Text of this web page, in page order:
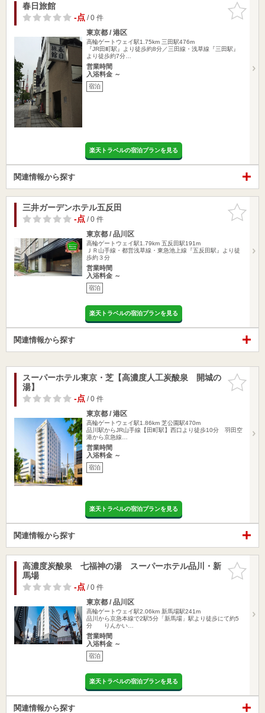
お気に入
りに追加
春日旅館
-点/ 0 件
東京都 / 港区
高輪ゲートウェイ駅1.75km 三田駅476m
『JR田町駅』より徒歩約8分／三田線・浅草線『三田駅』
より徒歩約7分…
営業時間
入浴料金 ～
宿泊
楽天トラベルの宿泊プランを見る
関連情報から探す
お気に入
りに追加
三井ガーデンホテル五反田
-点/ 0 件
東京都 / 品川区
高輪ゲートウェイ駅1.79km 五反田駅191m
ＪＲ山手線・都営浅草線・東急池上線『五反田駅』より徒
歩約３分
営業時間
入浴料金 ～
宿泊
楽天トラベルの宿泊プランを見る
関連情報から探す
お気に入
りに追加
スーパーホテル東京・芝【高濃度人工炭酸泉 開城の
湯】
-点/ 0 件
東京都 / 港区
高輪ゲートウェイ駅1.86km 芝公園駅470m
品川駅からJR山手線【田町駅】西口より徒歩10分 羽田空
港から京急線…
営業時間
入浴料金 ～
宿泊
楽天トラベルの宿泊プランを見る
関連情報から探す
お気に入
りに追加
高濃度炭酸泉 七福神の湯 スーパーホテル品川・新
馬場
-点/ 0 件
東京都 / 品川区
高輪ゲートウェイ駅2.06km 新馬場駅241m
品川から京急本線で2駅5分「新馬場」駅より徒歩にて約5
分 りんかい…
営業時間
入浴料金 ～
宿泊
楽天トラベルの宿泊プランを見る
関連情報から探す